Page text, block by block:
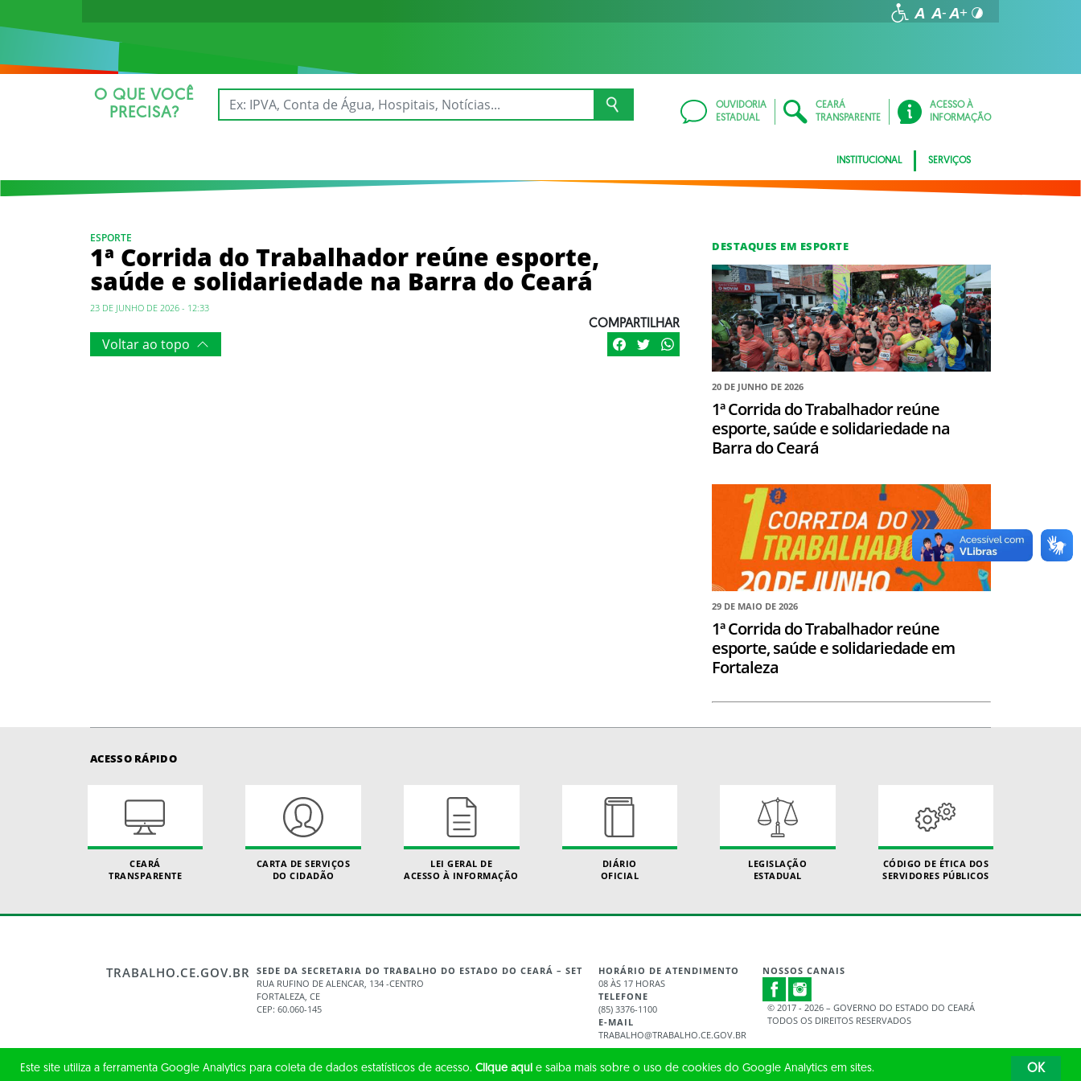
O QUE VOCÊ
PRECISA?
OUVIDORIA
ESTADUAL
CEARÁ
TRANSPARENTE
ACESSO À
INFORMAÇÃO
INSTITUCIONAL SERVIÇOS
ESPORTE
1ª Corrida do Trabalhador reúne esporte,
saúde e solidariedade na Barra do Ceará
23 DE JUNHO DE 2026 - 12:33
Voltar ao topo
COMPARTILHAR
DESTAQUES EM ESPORTE
20 DE JUNHO DE 2026
1ª Corrida do Trabalhador reúne
esporte, saúde e solidariedade na
Barra do Ceará
29 DE MAIO DE 2026
1ª Corrida do Trabalhador reúne
esporte, saúde e solidariedade em
Fortaleza
ACESSO RÁPIDO
CEARÁ
TRANSPARENTE
CARTA DE SERVIÇOS
DO CIDADÃO
LEI GERAL DE
ACESSO À INFORMAÇÃO
DIÁRIO
OFICIAL
LEGISLAÇÃO
ESTADUAL
CÓDIGO DE ÉTICA DOS
SERVIDORES PÚBLICOS
TRABALHO.CE.GOV.BR SEDE DA SECRETARIA DO TRABALHO DO ESTADO DO CEARÁ – SET
RUA RUFINO DE ALENCAR, 134 -CENTRO
FORTALEZA, CE
CEP: 60.060-145
HORÁRIO DE ATENDIMENTO
08 ÀS 17 HORAS
TELEFONE
(85) 3376-1100
E-MAIL
TRABALHO@TRABALHO.CE.GOV.BR
NOSSOS CANAIS
© 2017 - 2026 – GOVERNO DO ESTADO DO CEARÁ
TODOS OS DIREITOS RESERVADOS
Este site utiliza a ferramenta Google Analytics para coleta de dados estatísticos de acesso. Clique aqui e saiba mais sobre o uso de cookies do Google Analytics em sites. OK